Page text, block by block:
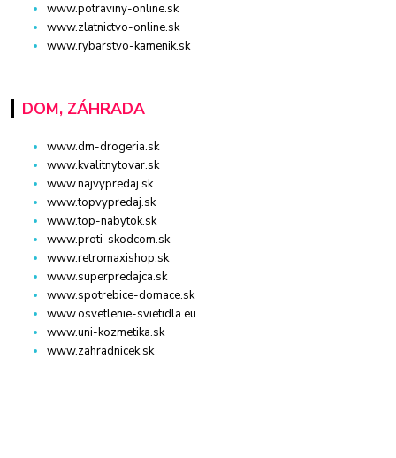
www.potraviny-online.sk
www.zlatnictvo-online.sk
www.rybarstvo-kamenik.sk
DOM, ZÁHRADA
www.dm-drogeria.sk
www.kvalitnytovar.sk
www.najvypredaj.sk
www.topvypredaj.sk
www.top-nabytok.sk
www.proti-skodcom.sk
www.retromaxishop.sk
www.superpredajca.sk
www.spotrebice-domace.sk
www.osvetlenie-svietidla.eu
www.uni-kozmetika.sk
www.zahradnicek.sk